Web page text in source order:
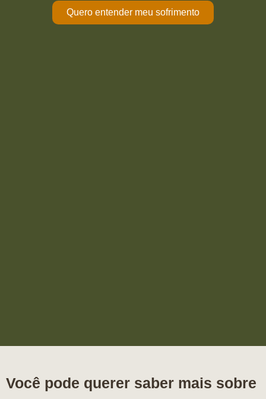
Quero entender meu sofrimento
Você pode querer saber mais sobre